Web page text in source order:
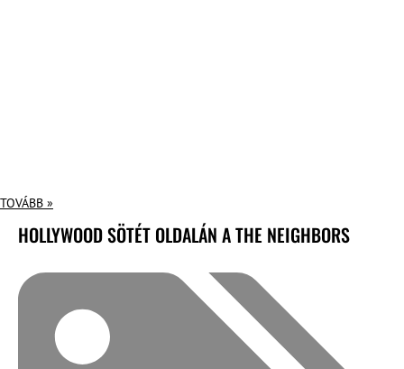
TOVÁBB »
HOLLYWOOD SÖTÉT OLDALÁN A THE NEIGHBORS